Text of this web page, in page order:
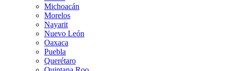
Michoacán
Morelos
Nayarit
Nuevo León
Oaxaca
Puebla
Querétaro